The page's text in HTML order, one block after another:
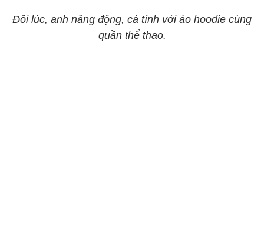
Đôi lúc, anh năng động, cá tính với áo hoodie cùng
quần thể thao.​​​​​​​